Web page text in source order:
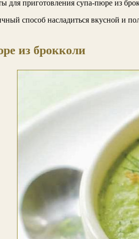
для приготовления супа-пюре из
способ насладиться вкусной и
из брокколи